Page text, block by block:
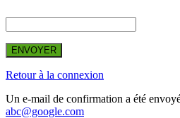
ENVOYER
Retour à la connexion
Un e-mail de confirmation a été
abc@google.com